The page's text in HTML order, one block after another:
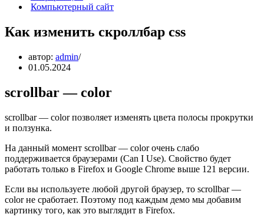
Компьютерный сайт
Как изменить скроллбар css
автор: admin
01.05.2024
scrollbar — color
scrollbar — color позволяет изменять цвета полосы прокрутки
и ползунка.
На данный момент scrollbar — color очень слабо
поддерживается браузерами (Can I Use). Свойство будет
работать только в Firefox и Google Chrome выше 121 версии.
Если вы используете любой другой браузер, то scrollbar —
color не сработает. Поэтому под каждым демо мы добавим
картинку того, как это выглядит в Firefox.